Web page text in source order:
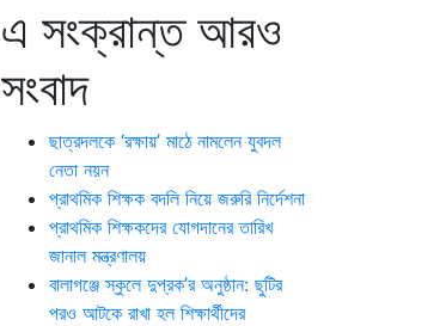
এ সংক্রান্ত আরও
সংবাদ
ছাত্রদলকে ‘রক্ষায়’ মাঠে নামলেন যুবদল
নেতা নয়ন
প্রাথমিক শিক্ষক বদলি নিয়ে জরুরি নির্দেশনা
প্রাথমিক শিক্ষকদের যোগদানের তারিখ
জানাল মন্ত্রণালয়
বালাগঞ্জে স্কুলে দুপ্রক’র অনুষ্ঠান: ছুটির
পরও আটকে রাখা হল শিক্ষার্থীদের